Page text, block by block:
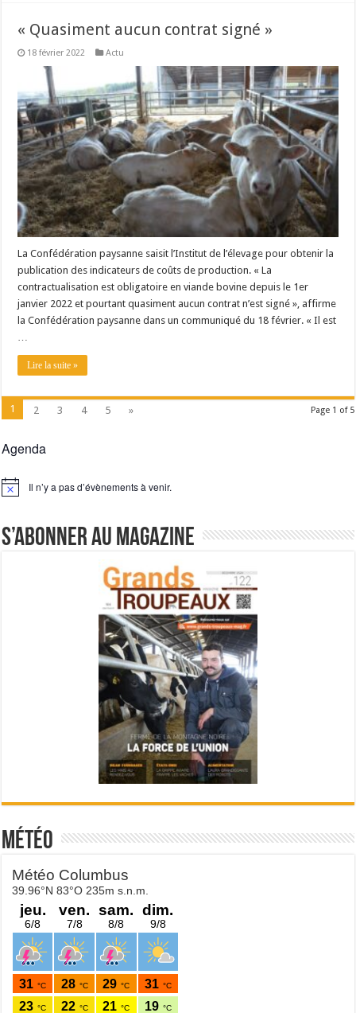
« Quasiment aucun contrat signé »
18 février 2022 Actu
La Confédération paysanne saisit l’Institut de l’élevage pour obtenir la
publication des indicateurs de coûts de production. « La
contractualisation est obligatoire en viande bovine depuis le 1er
janvier 2022 et pourtant quasiment aucun contrat n’est signé », affirme
la Confédération paysanne dans un communiqué du 18 février. « Il est
…
Lire la suite »
Page 1 of 5
1 2 3 4 5 »
Agenda
Notice Il n’y a pas d’évènements à venir.
S’abonner au magazine
Météo